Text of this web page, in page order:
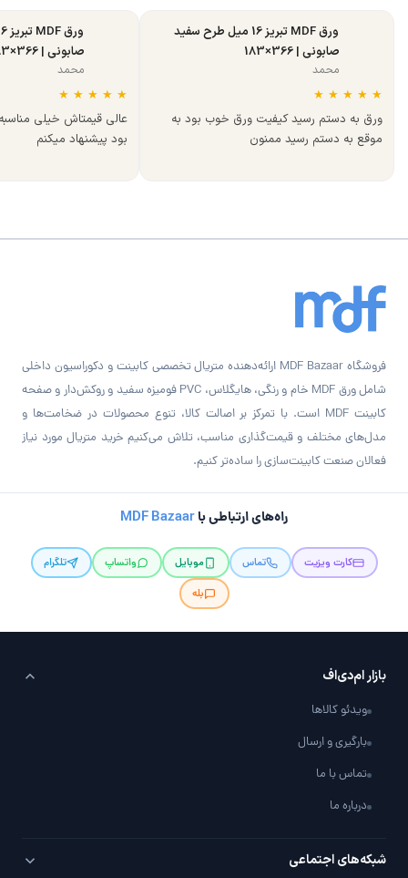
ورق MDF تبریز 16 میل طرح سفید
صابونی | 366×183
محمد
★
★
★
★
★
ورق به دستم رسید کیفیت ورق خوب بود به
موقع به دستم رسید ممنون
صابونی | 366×183
محمد
★
★
★
★
★
عالی قیمتاش خیلی
بود پیشنهاد میکنم
فروشگاه MDF Bazaar ارائه‌دهنده متریال تخصصی کابینت و دکوراسیون داخلی
شامل ورق MDF خام و رنگی، هایگلاس، PVC فومیزه سفید و روکش‌دار و صفحه
کابینت MDF است. با تمرکز بر اصالت کالا، تنوع محصولات در ضخامت‌ها و
مدل‌های مختلف و قیمت‌گذاری مناسب، تلاش می‌کنیم خرید متریال مورد نیاز
فعالان صنعت کابینت‌سازی را ساده‌تر کنیم.
راه‌های ارتباطی باMDF Bazaar
کارت ویزیت تماس موبایل واتساپ
تلگرام
بله
بازار ام‌دی‌اف
ویدئو کالاها
بارگیری و ارسال
تماس با ما
درباره ما
شبکه‌های اجتماعی